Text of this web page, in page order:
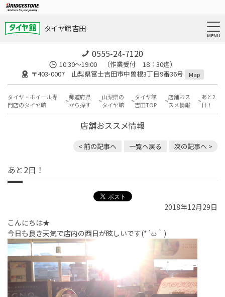
タイヤ館 吉田
0555-24-7120
10:30～19:00 （作業受付 18：30迄）
〒403-0007 山梨県富士吉田市中曽根3丁目9番36号
Map
タイヤ・ホイール専
門店のタイヤ館
都道府県
から探す
山梨県の
タイヤ館
タイヤ館
吉田TOP
店舗おス
スメ情報
あと2
日！
店舗おススメ情報
< 前の記事へ 一覧へ戻る 次の記事へ >
あと2日！
2018年12月29日
こんにちは★
今日も良き天気で店内の西日が眩しいです(*´ω｀)